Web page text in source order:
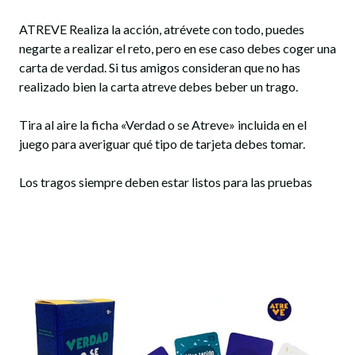
ATREVE Realiza la acción, atrévete con todo, puedes
negarte a realizar el reto, pero en ese caso debes coger una
carta de verdad. Si tus amigos consideran que no has
realizado bien la carta atreve debes beber un trago.
Tira al aire la ficha «Verdad o se Atreve» incluida en el
juego para averiguar qué tipo de tarjeta debes tomar.
Los tragos siempre deben estar listos para las pruebas